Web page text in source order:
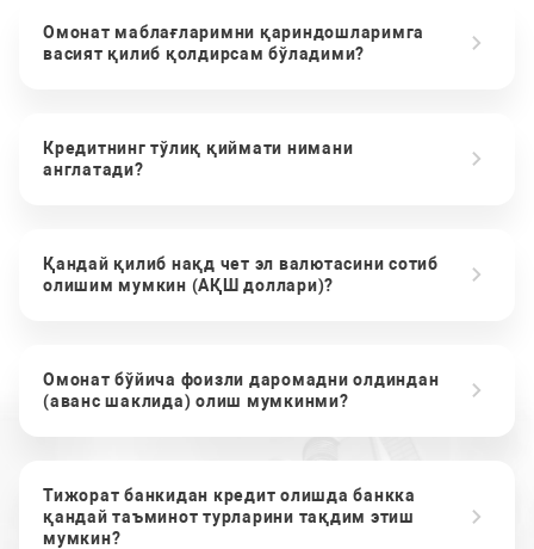
Омонат маблағларимни қариндошларимга
васият қилиб қолдирсам бўладими?
Кредитнинг тўлиқ қиймати нимани
англатади?
Қандай қилиб нақд чет эл валютасини сотиб
олишим мумкин (АҚШ доллари)?
Омонат бўйича фоизли даромадни олдиндан
(аванс шаклида) олиш мумкинми?
Тижорат банкидан кредит олишда банкка
қандай таъминот турларини тақдим этиш
мумкин?